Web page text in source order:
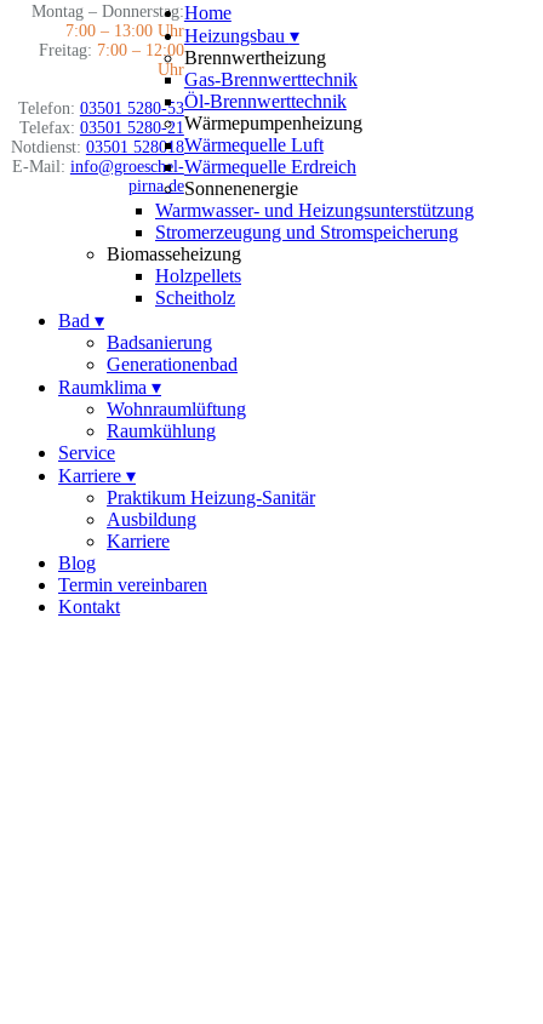
Montag – Donnerstag:
7:00 – 13:00 Uhr
Freitag: 7:00 – 12:00
Uhr
Telefon: 03501 5280-53
Telefax: 03501 5280-21
Notdienst: 03501 528018
E-Mail: info@groeschel-
pirna.de
Home
Heizungsbau ▾
Brennwertheizung
Gas-Brennwerttechnik
Öl-Brennwerttechnik
Wärmepumpenheizung
Wärmequelle Luft
Wärmequelle Erdreich
Sonnenenergie
Warmwasser- und Heizungsunterstützung
Stromerzeugung und Stromspeicherung
Biomasseheizung
Holzpellets
Scheitholz
Bad ▾
Badsanierung
Generationenbad
Raumklima ▾
Wohnraumlüftung
Raumkühlung
Service
Karriere ▾
Praktikum Heizung-Sanitär
Ausbildung
Karriere
Blog
Termin vereinbaren
Kontakt